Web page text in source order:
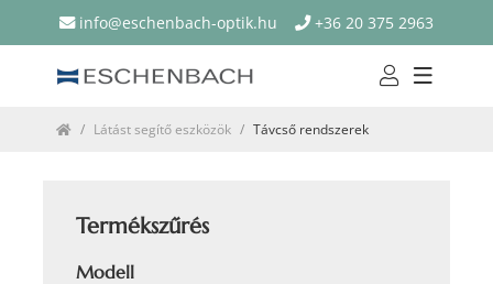
info@eschenbach-optik.hu +36 20 375 2963
Látást segítő eszközök Távcső rendszerek
Termékszűrés
Modell